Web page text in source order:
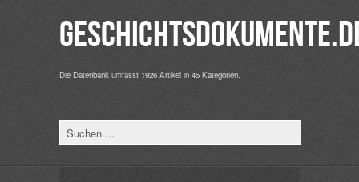
Die Datenbank umfasst 1926 Artikel in 45 Kategorien.